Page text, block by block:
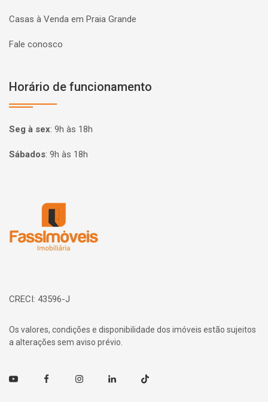
Casas à Venda em Praia Grande
Fale conosco
Horário de funcionamento
Seg à sex: 9h às 18h
Sábados: 9h às 18h
CRECI: 43596-J
Os valores, condições e disponibilidade dos imóveis estão sujeitos
a alterações sem aviso prévio.
Youtube FacebookInstagramLinkedin TikTok